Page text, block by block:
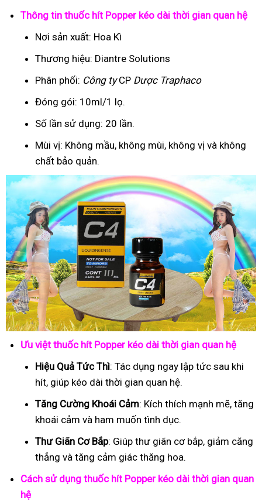
Thông tin thuốc hít Popper kéo dài thời gian quan hệ
Nơi sản xuất: Hoa Kì
Thương hiệu: Diantre Solutions
Phân phối: Công tyCP Dược Traphaco
Đóng gói: 10ml/1 lọ.
Số lần sử dụng: 20 lần.
Mùi vị: Không mầu, không mùi, không vị và không
chất bảo quản.
Ưu việt thuốc hít Popper kéo dài thời gian quan hệ
Hiệu Quả Tức Thì: Tác dụng ngay lập tức sau khi
hít, giúp kéo dài thời gian quan hệ.
Tăng Cường Khoái Cảm: Kích thích mạnh mẽ, tăng
khoái cảm và ham muốn tình dục.
Thư Giãn Cơ Bắp: Giúp thư giãn cơ bắp, giảm căng
thẳng và tăng cảm giác thăng hoa.
Cách sử dụng thuốc hít Popper kéo dài thời gian quan
hệ